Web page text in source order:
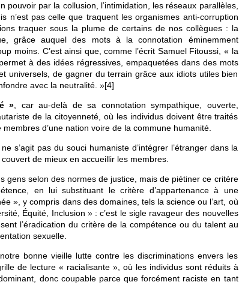
par la collusion, l’intimidation, les réseaux parallèles,
n’est pas celle que traquent les organismes anti-corruption
traquer sous la plume de certains de nos collègues : la
grâce auquel des mots à la connotation éminemment
moins. C’est ainsi que, comme l’écrit Samuel Fitoussi, « la
à des idées régressives, empaquetées dans des mots
universels, de gagner du terrain grâce aux idiots utiles bien
avec la neutralité. »[4]
» , car au-delà de sa connotation sympathique, ouverte,
de la citoyenneté, où les individus doivent être traités
d’une nation voire de la commune humanité.
s’agit pas du souci humaniste d’intégrer l’étranger dans la
de mieux en accueillir les membres.
gens selon des normes de justice, mais de piétiner ce critère
en lui substituant le critère d’appartenance à une
», y compris dans des domaines, tels la science ou l’art, où
Équité, Inclusion » : c’est le sigle ravageur des nouvelles
l’éradication du critère de la compétence ou du talent au
sexuelle.
bonne vieille lutte contre les discriminations envers les
de lecture « racialisante », où les individus sont réduits à
donc coupable parce que forcément raciste en tant